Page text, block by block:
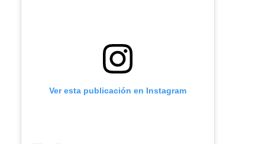
Ver esta publicación en Instagram